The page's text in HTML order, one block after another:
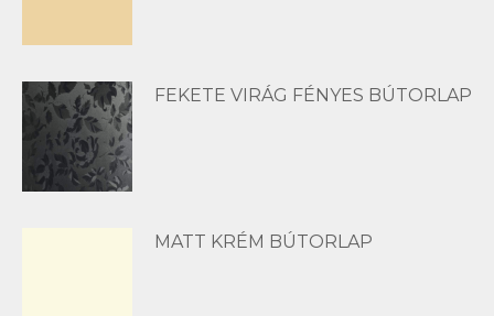
FEKETE VIRÁG FÉNYES BÚTORLAP
MATT KRÉM BÚTORLAP